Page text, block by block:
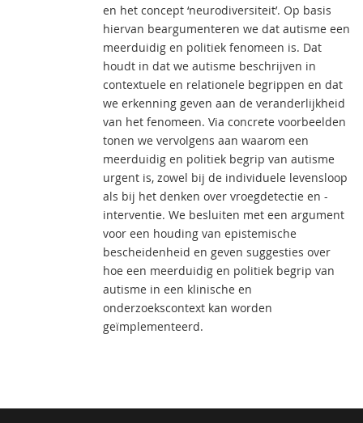
en het concept ‘neurodiversiteit’. Op basis
hiervan beargumenteren we dat autisme een
meerduidig en politiek fenomeen is. Dat
houdt in dat we autisme beschrijven in
contextuele en relationele begrippen en dat
we erkenning geven aan de veranderlijkheid
van het fenomeen. Via concrete voorbeelden
tonen we vervolgens aan waarom een
meerduidig en politiek begrip van autisme
urgent is, zowel bij de individuele levensloop
als bij het denken over vroegdetectie en -
interventie. We besluiten met een argument
voor een houding van epistemische
bescheidenheid en geven suggesties over
hoe een meerduidig en politiek begrip van
autisme in een klinische en
onderzoekscontext kan worden
geïmplementeerd.